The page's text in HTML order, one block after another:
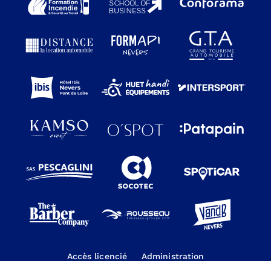
Accès licencié Administration